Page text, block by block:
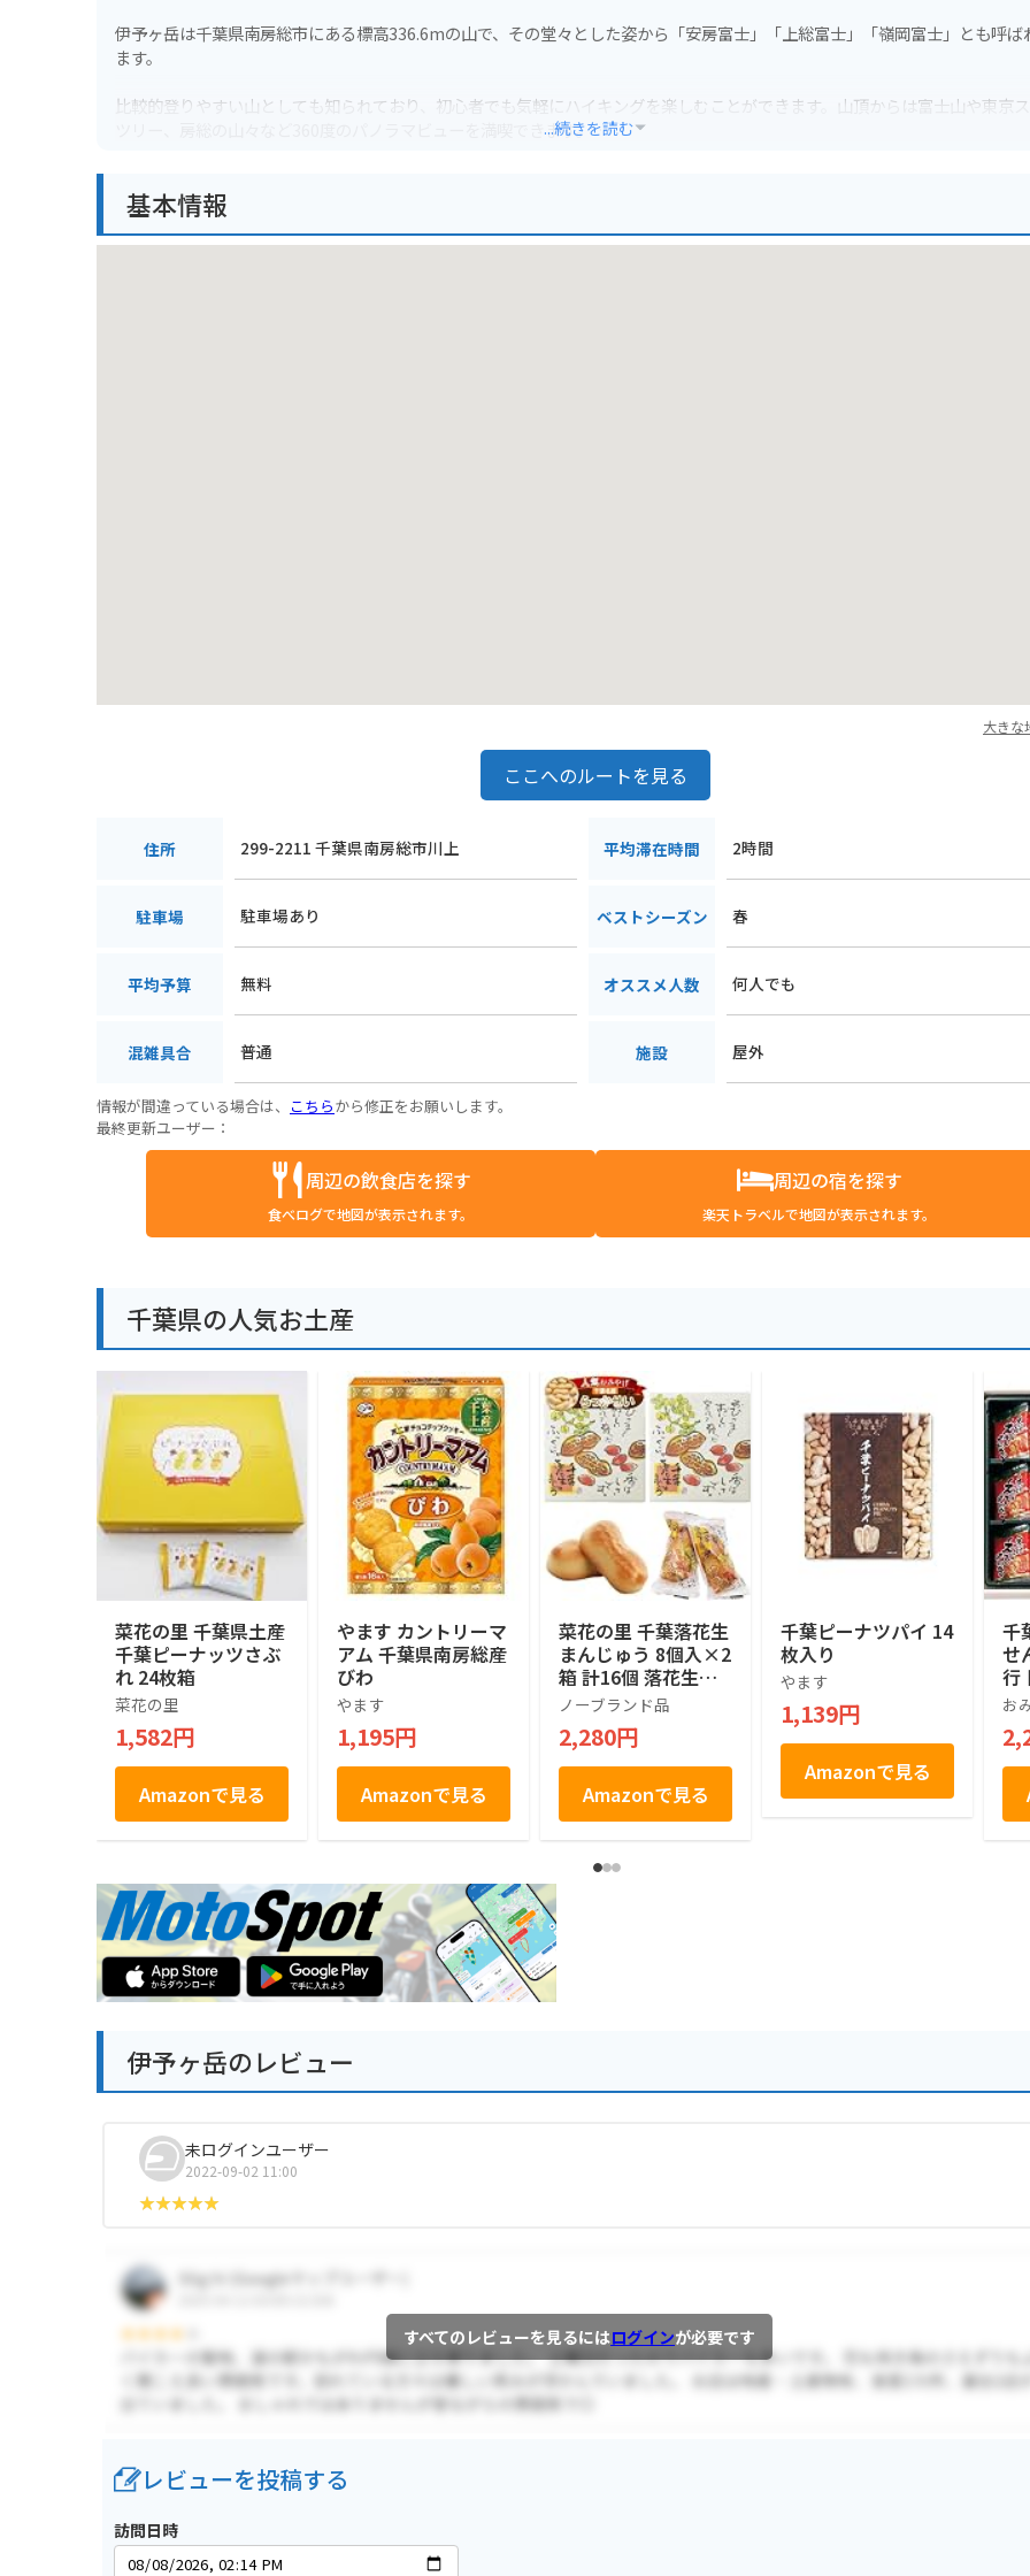
伊予ヶ岳は千葉県南房総市にある標高336.6mの山で、その堂々とした姿から「安房富士」「上総富士」「嶺岡富士」とも呼ば
ます。
比較的登りやすい山としても知られており、初心者でも気軽にハイキングを楽しむことができます。山頂からは富士山や東京
ツリー、房総の山々など360度のパノラマビューを満喫できます。
もおすすめです。ただし、道中はカーブが多いので、安全運転を心がけましょう。
...続きを読む
基本情報
大きな
ここへのルートを見る
住所 299-2211 千葉県南房総市川上 平均滞在時間 2時間
駐車場 駐車場あり ベストシーズン 春
平均予算 無料 オススメ人数 何人でも
混雑具合 普通 施設 屋外
情報が間違っている場合は、 こちらから修正をお願いします。
最終更新ユーザー：
周辺の飲食店を探す
食べログで地図が表示されます。
周辺の宿を探す
楽天トラベルで地図が表示されます。
千葉県の人気お土産
菜花の里 千葉県土産
千葉ピーナッツさぶ
れ 24枚箱
菜花の里
1,582円
Amazonで見る
やます カントリーマ
アム 千葉県南房総産
びわ
やます
1,195円
Amazonで見る
菜花の里 千葉落花生
まんじゅう 8個入×2
箱 計16個 落花生の
形 ピーナッツ 白あ
ん 和菓子 饅頭 千葉
土産 房総 個包装 手
土産
ノーブランド品
2,280円
Amazonで見る
千葉ピーナツパイ 14
枚入り
やます
1,139円
Amazonで見る
千
せ
行
産
お
伊予ヶ岳のレビュー
未ログインユーザー
2022-09-02 11:00
すべてのレビューを見るにはログインが必要です
レビューを投稿する
訪問日時